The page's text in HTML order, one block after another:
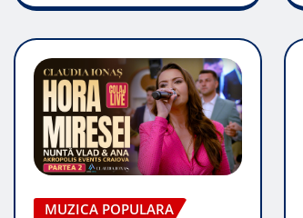
MUZICA POPULARA